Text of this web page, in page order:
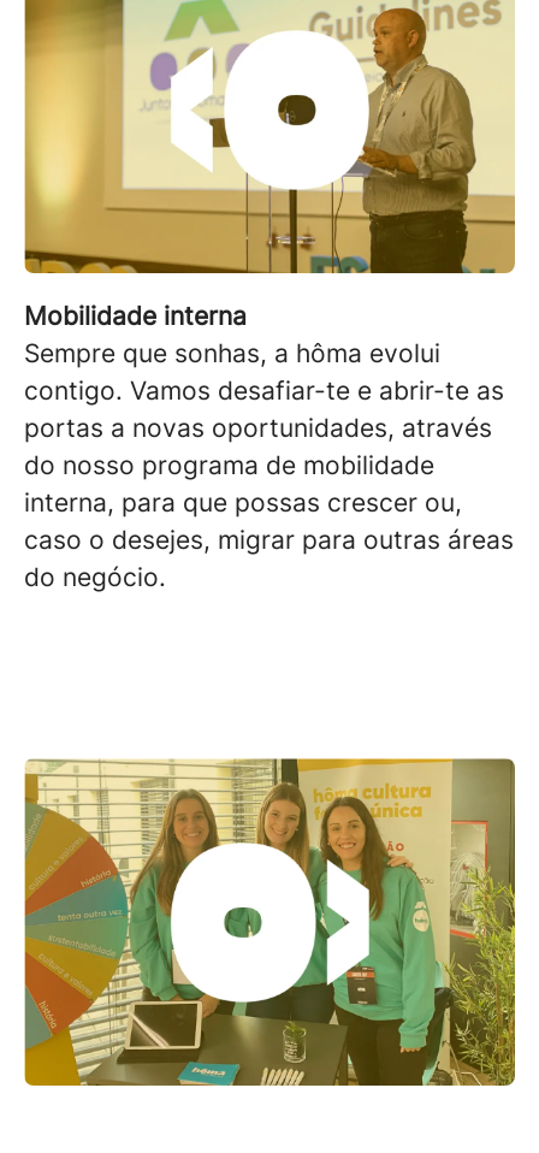
Mobilidade interna
Sempre que sonhas, a hôma evolui
contigo. Vamos desafiar-te e abrir-te as
portas a novas oportunidades, através
do nosso programa de mobilidade
interna, para que possas crescer ou,
caso o desejes, migrar para outras áreas
do negócio.